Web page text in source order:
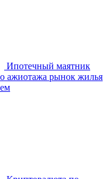
Ипотечный маятник
ажиотажа рынок жилья